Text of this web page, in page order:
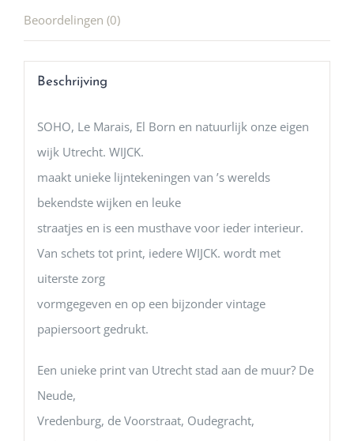
Beoordelingen (0)
Beschrijving
SOHO, Le Marais, El Born en natuurlijk onze eigen
wijk Utrecht. WIJCK.
maakt unieke lijntekeningen van ’s werelds
bekendste wijken en leuke
straatjes en is een musthave voor ieder interieur.
Van schets tot print, iedere WIJCK. wordt met
uiterste zorg
vormgegeven en op een bijzonder vintage
papiersoort gedrukt.
Een unieke print van Utrecht stad aan de muur? De
Neude,
Vredenburg, de Voorstraat, Oudegracht,